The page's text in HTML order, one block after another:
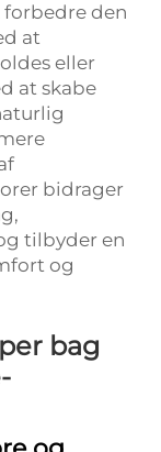
den
at
eller
at skabe
bidrager
tilbyder en
og
bag